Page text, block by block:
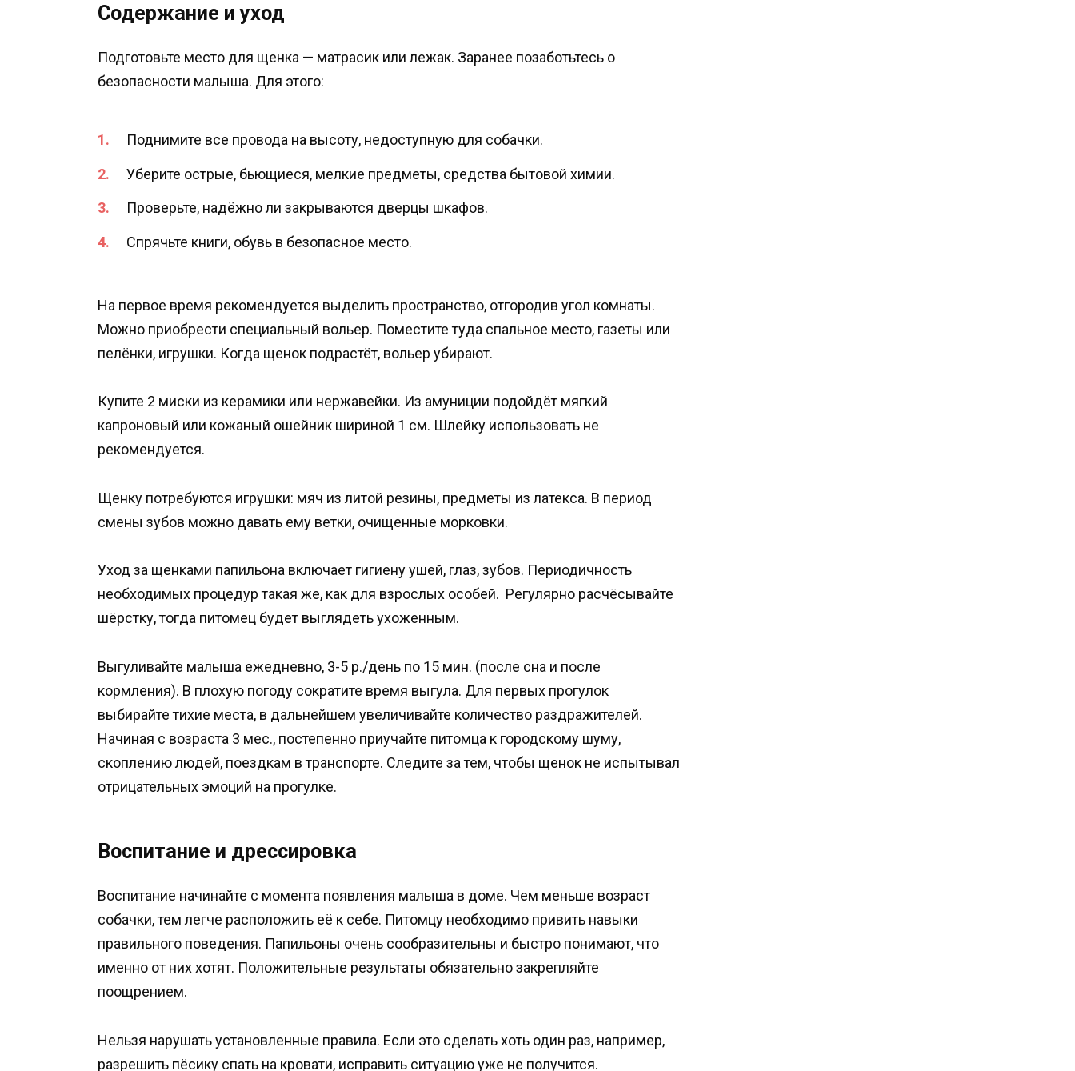
Содержание и уход
Подготовьте место для щенка — матрасик или лежак. Заранее позаботьтесь о
безопасности малыша. Для этого:
Поднимите все провода на высоту, недоступную для собачки.
Уберите острые, бьющиеся, мелкие предметы, средства бытовой химии.
Проверьте, надёжно ли закрываются дверцы шкафов.
Спрячьте книги, обувь в безопасное место.
На первое время рекомендуется выделить пространство, отгородив угол комнаты.
Можно приобрести специальный вольер. Поместите туда спальное место, газеты или
пелёнки, игрушки. Когда щенок подрастёт, вольер убирают.
Купите 2 миски из керамики или нержавейки. Из амуниции подойдёт мягкий
капроновый или кожаный ошейник шириной 1 см. Шлейку использовать не
рекомендуется.
Щенку потребуются игрушки: мяч из литой резины, предметы из латекса. В период
смены зубов можно давать ему ветки, очищенные морковки.
Уход за щенками папильона включает гигиену ушей, глаз, зубов. Периодичность
необходимых процедур такая же, как для взрослых особей. Регулярно расчёсывайте
шёрстку, тогда питомец будет выглядеть ухоженным.
Выгуливайте малыша ежедневно, 3-5 р./день по 15 мин. (после сна и после
кормления). В плохую погоду сократите время выгула. Для первых прогулок
выбирайте тихие места, в дальнейшем увеличивайте количество раздражителей.
Начиная с возраста 3 мес., постепенно приучайте питомца к городскому шуму,
скоплению людей, поездкам в транспорте. Следите за тем, чтобы щенок не испытывал
отрицательных эмоций на прогулке.
Воспитание и дрессировка
Воспитание начинайте с момента появления малыша в доме. Чем меньше возраст
собачки, тем легче расположить её к себе. Питомцу необходимо привить навыки
правильного поведения. Папильоны очень сообразительны и быстро понимают, что
именно от них хотят. Положительные результаты обязательно закрепляйте
поощрением.
Нельзя нарушать установленные правила. Если это сделать хоть один раз, например,
разрешить пёсику спать на кровати, исправить ситуацию уже не получится.